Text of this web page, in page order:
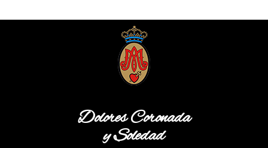
Dolores Coronada
y Soledad